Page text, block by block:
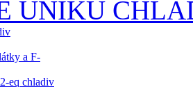
ÚNIKU
a F-
eq chladiv